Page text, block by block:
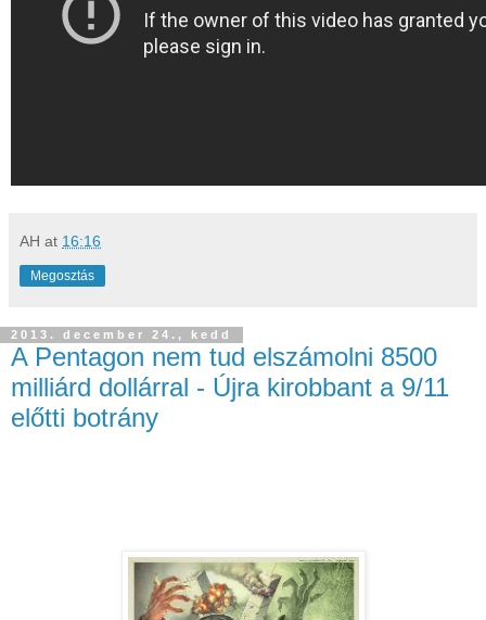
AH at 16:16
Megosztás
2013. december 24., kedd
A Pentagon nem tud elszámolni 8500
milliárd dollárral - Újra kirobbant a 9/11
előtti botrány